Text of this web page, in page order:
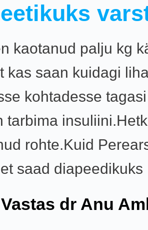
kaotanud palju kg
kas saan kuidagi
kohtadesse
tarbima
rohte.Kuid
saad diapeedikuks
Vastas dr Anu